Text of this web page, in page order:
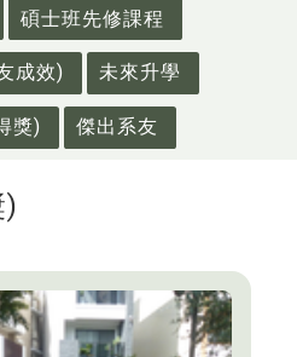
碩士班先修課程
成效) 未來升學
獎) 傑出系友